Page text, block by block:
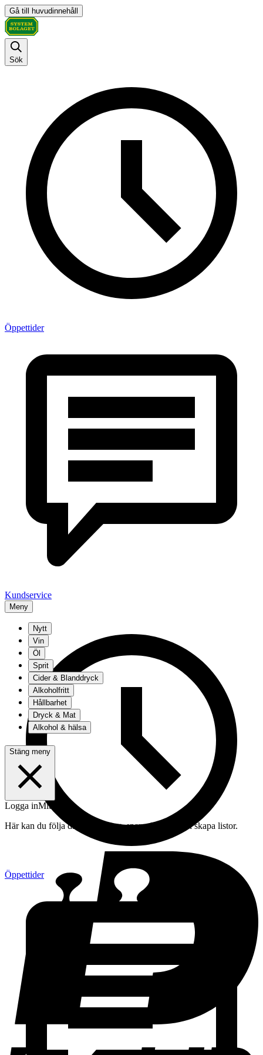
Gå till huvudinnehåll
Sök
Öppettider
Kundservice
Meny
Öppettider
Nytt
Vin
Öl
Sprit
Cider & Blanddryck
Alkoholfritt
Hållbarhet
Dryck & Mat
Alkohol & hälsa
Stäng meny
Logga inMitt konto
Här kan du följa din beställning, spara drycker och skapa listor.